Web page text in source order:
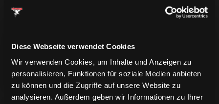
Diese Webseite verwendet Cookies
Wir verwenden Cookies, um Inhalte und Anzeigen zu
personalisieren, Funktionen für soziale Medien anbieten
zu können und die Zugriffe auf unsere Website zu
analysieren. Außerdem geben wir Informationen zu Ihrer